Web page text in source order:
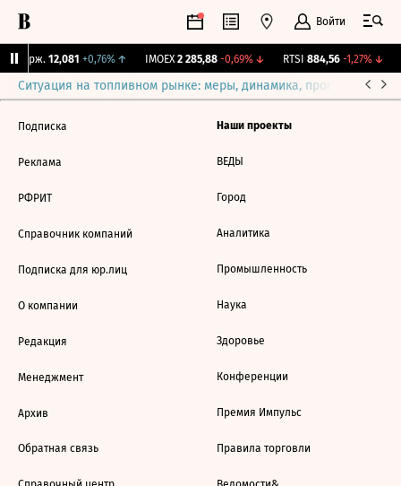
Войти
Бирж. 12,081 +0,76%↑ IMOEX 2 285,88 -0,69%↓ RTSI 884,56 -1,27%↓
Ситуация на топливном рынке: меры, динамика, прогнозы
Подписка
Реклама
РФРИТ
Справочник компаний
Подписка для юр.лиц
О компании
Редакция
Менеджмент
Архив
Обратная связь
Наши проекты
ВЕДЫ
Город
Аналитика
Промышленность
Наука
Здоровье
Конференции
Премия Импульс
Правила торговли